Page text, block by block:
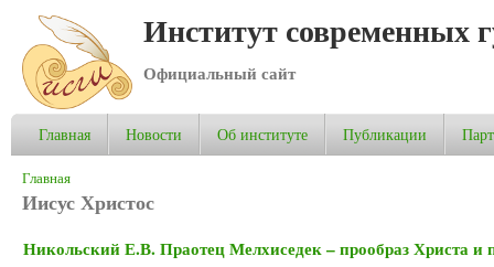
Институт современных
Официальный сайт
Главная Новости Об институте Публикации
Вы здесь
Главная
Иисус Христос
Никольский Е.В. Праотец Мелхиседек – прообраз Христа и